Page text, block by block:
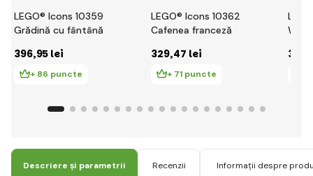
LEGO® Icons 10359
Grădină cu fântână
396,95 lei
+ 86 puncte
LEGO® Icons 10362
Cafenea franceză
329,47 lei
+ 71 puncte
326
Descriere și parametrii Recenzii Informații despre